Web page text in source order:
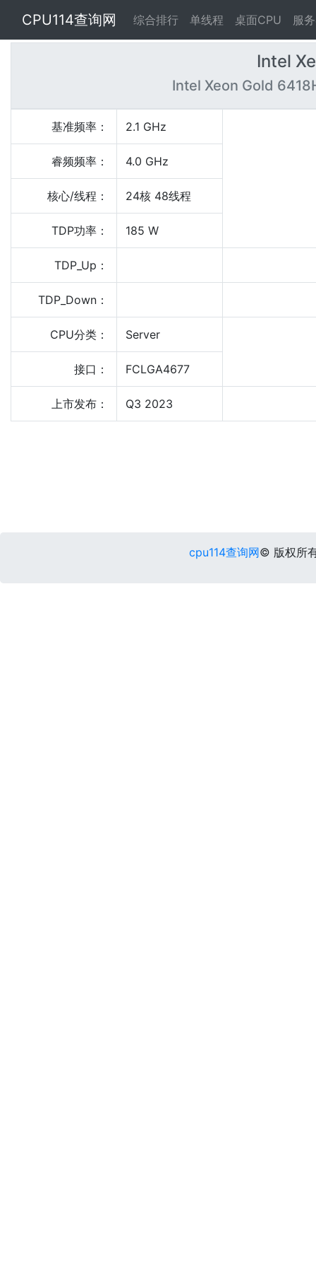
CPU114查询网 综合排行 单线程 桌面CPU 服
Intel
Intel Xeon Gold
基准频率： 2.1 GHz
睿频频率： 4.0 GHz
核心/线程： 24核 48线程
TDP功率： 185 W
TDP_Up：
TDP_Down：
CPU分类： Server
接口： FCLGA4677
上市发布： Q3 2023
cpu114查询网© 版权所